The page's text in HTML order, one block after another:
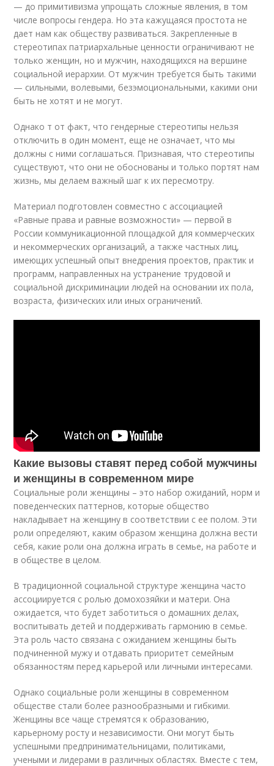
— до примитивизма упрощать сложные явления, в том
числе вопросы гендера. Но эта кажущаяся простота не
дает нам как обществу развиваться. Закрепленные в
стереотипах патриархальные ценности ограничивают не
только женщин, но и мужчин, находящихся на вершине
социальной иерархии. От мужчин требуется быть такими
— сильными, волевыми, безэмоциональными, какими они
быть не хотят и не могут.
Однако т от факт, что гендерные стереотипы нельзя
отключить в один момент, еще не означает, что мы
должны с ними соглашаться. Признавая, что стереотипы
существуют, что они не обоснованы и только портят нам
жизнь, мы делаем важный шаг к их пересмотру.
Материал подготовлен совместно с ассоциацией
«Равные права и равные возможности» — первой в
России коммуникационной площадкой для коммерческих
и некоммерческих организаций, а также частных лиц,
имеющих успешный опыт внедрения проектов, практик и
программ, направленных на устранение трудовой и
социальной дискриминации людей на основании их пола,
возраста, физических или иных ограничений.
Какие вызовы ставят перед собой мужчины
и женщины в современном мире
Социальные роли женщины – это набор ожиданий, норм и
поведенческих паттернов, которые общество
накладывает на женщину в соответствии с ее полом. Эти
роли определяют, каким образом женщина должна вести
себя, какие роли она должна играть в семье, на работе и
в обществе в целом.
В традиционной социальной структуре женщина часто
ассоциируется с ролью домохозяйки и матери. Она
ожидается, что будет заботиться о домашних делах,
воспитывать детей и поддерживать гармонию в семье.
Эта роль часто связана с ожиданием женщины быть
подчиненной мужу и отдавать приоритет семейным
обязанностям перед карьерой или личными интересами.
Однако социальные роли женщины в современном
обществе стали более разнообразными и гибкими.
Женщины все чаще стремятся к образованию,
карьерному росту и независимости. Они могут быть
успешными предпринимательницами, политиками,
учеными и лидерами в различных областях. Вместе с тем,